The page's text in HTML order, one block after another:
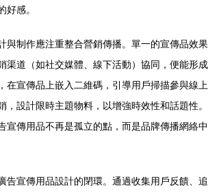
好感。
與制作應注重整合營銷傳播。單一的宣傳品效果
渠道（如社交媒體、線下活動）協同，便能形成
在宣傳品上嵌入二維碼，引導用戶掃描參與線上
，設計限時主題物料，以增強時效性和話題性。
宣傳用品不再是孤立的點，而是品牌傳播網絡中
告宣傳用品設計的閉環。通過收集用戶反饋、追